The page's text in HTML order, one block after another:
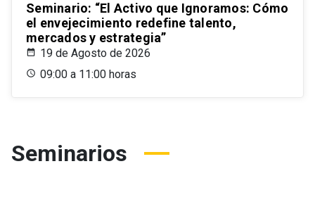
Seminario: “El Activo que Ignoramos: Cómo
el envejecimiento redefine talento,
mercados y estrategia”
19 de Agosto de 2026
09:00 a 11:00 horas
Seminarios